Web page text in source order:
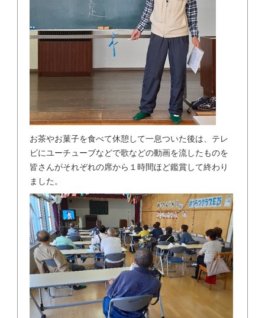
お茶やお菓子を食べて休憩して一息ついた後は、テレ
ビにユーチューブなどで歌などの動画を流したものを
皆さんがそれぞれの席から１時間ほど鑑賞して終わり
ました。